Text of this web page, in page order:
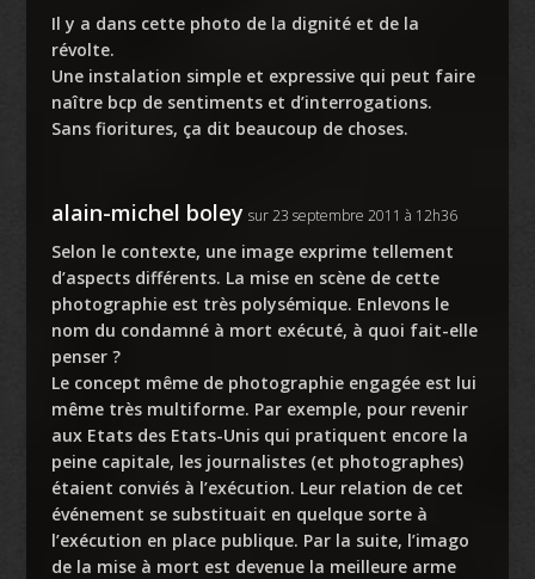
Il y a dans cette photo de la dignité et de la
révolte.
Une instalation simple et expressive qui peut faire
naître bcp de sentiments et d’interrogations.
Sans fioritures, ça dit beaucoup de choses.
alain-michel boley sur 23 septembre 2011 à 12h36
Selon le contexte, une image exprime tellement
d’aspects différents. La mise en scène de cette
photographie est très polysémique. Enlevons le
nom du condamné à mort exécuté, à quoi fait-elle
penser ?
Le concept même de photographie engagée est lui
même très multiforme. Par exemple, pour revenir
aux Etats des Etats-Unis qui pratiquent encore la
peine capitale, les journalistes (et photographes)
étaient conviés à l’exécution. Leur relation de cet
événement se substituait en quelque sorte à
l’exécution en place publique. Par la suite, l’imago
de la mise à mort est devenue la meilleure arme